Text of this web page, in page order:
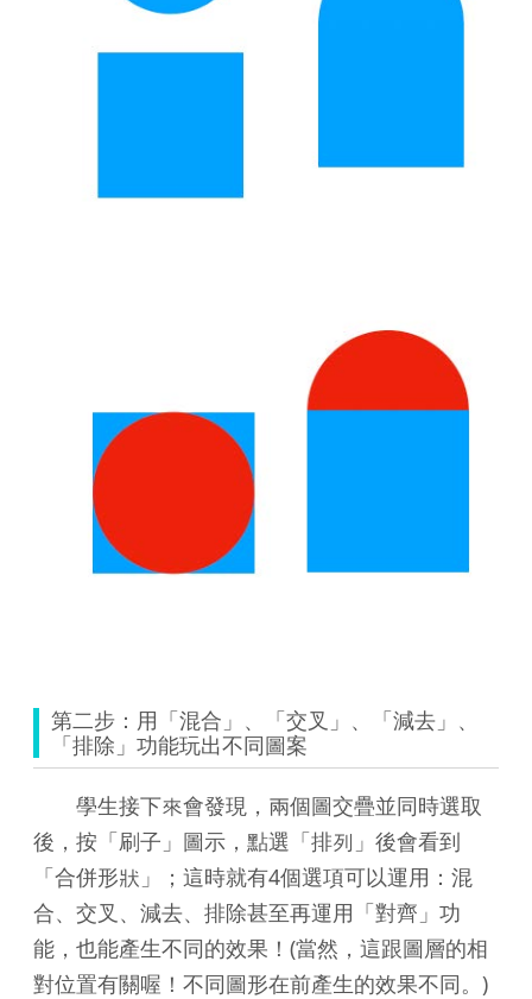
第二步：用「混合」、「交叉」、「減去」、
「排除」功能玩出不同圖案
學生接下來會發現，兩個圖交疊並同時選取
後，按「刷子」圖示，點選「排列」後會看到
「合併形狀」；這時就有4個選項可以運用：混
合、交叉、減去、排除甚至再運用「對齊」功
能，也能產生不同的效果！(當然，這跟圖層的相
對位置有關喔！不同圖形在前產生的效果不同。)